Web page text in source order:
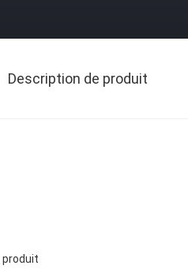
Description de produit
produit